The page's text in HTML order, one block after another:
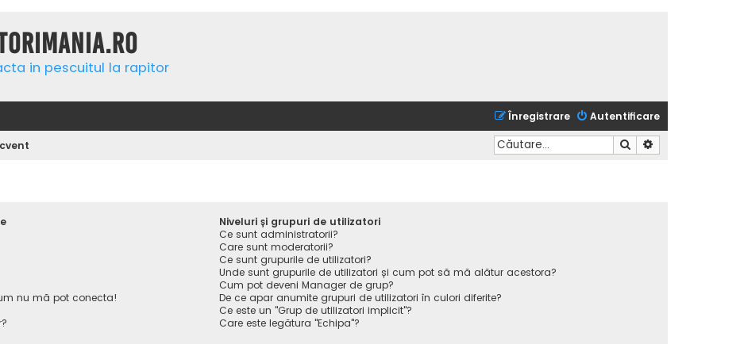
in pescuitul la rapitor
Autentificare
Înregistrare
Căutare
nu mă pot conecta!
Niveluri și grupuri de utilizatori
Ce sunt administratorii?
Care sunt moderatorii?
Ce sunt grupurile de utilizatori?
Unde sunt grupurile de utilizatori și cum pot să mă alătur acestora?
Cum pot deveni Manager de grup?
De ce apar anumite grupuri de utilizatori în culori diferite?
Ce este un "Grup de utilizatori implicit"?
Care este legătura "Echipa"?